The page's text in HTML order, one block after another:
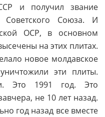
и получил звание
Советского Союза. И
ОСР, в основном
на этих плитах.
новое молдавское
эти плиты.
Это 1991 год. Это
не 10 лет назад.
год назад все вместе